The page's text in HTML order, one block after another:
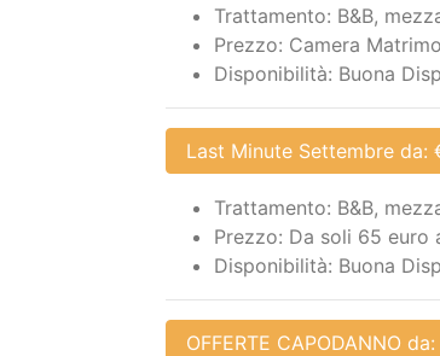
Trattamento: B&B,
Prezzo: Camera
Disponibilità: Buona
Last Minute Settembre da:
Trattamento: B&B,
Prezzo: Da soli 65 euro
Disponibilità: Buona
OFFERTE CAPODANNO